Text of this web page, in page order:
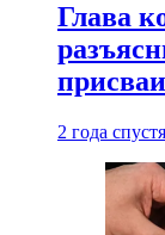
Глава
2 года спустя